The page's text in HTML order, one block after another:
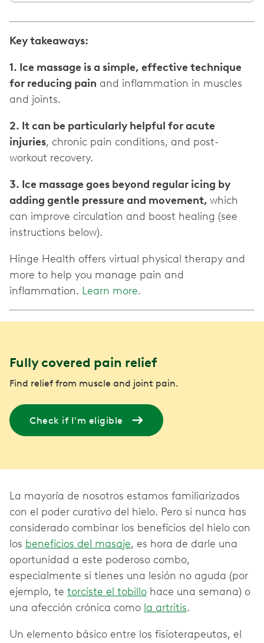
Key takeaways:
1. Ice massage is a simple, effective technique
for reducing pain and inflammation in muscles
and joints.
2. It can be particularly helpful for acute
injuries, chronic pain conditions, and post-
workout recovery.
3. Ice massage goes beyond regular icing by
adding gentle pressure and movement, which
can improve circulation and boost healing (see
instructions below).
Hinge Health offers virtual physical therapy and
more to help you manage pain and
inflammation. Learn more.
Fully covered pain relief
Find relief from muscle and joint pain.
Check if I'm eligible
La mayoría de nosotros estamos familiarizados
con el poder curativo del hielo. Pero si nunca has
considerado combinar los beneficios del hielo con
los beneficios del masaje, es hora de darle una
oportunidad a este poderoso combo,
especialmente si tienes una lesión no aguda (por
ejemplo, te torciste el tobillo hace una semana) o
una afección crónica como la artritis.
Un elemento básico entre los fisioterapeutas, el